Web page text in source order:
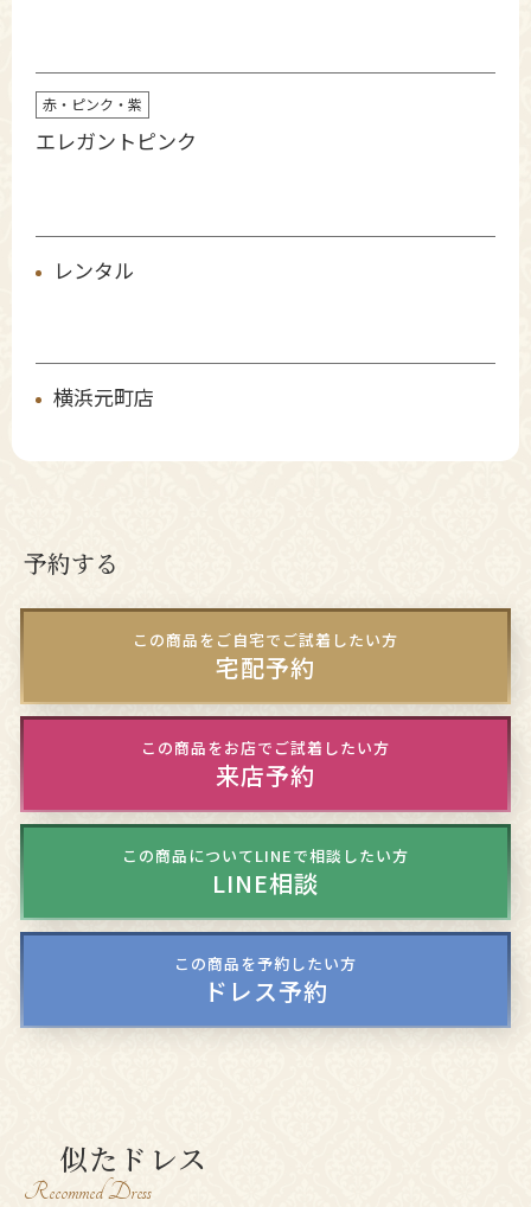
赤・ピンク・紫
エレガントピンク
レンタル
横浜元町店
予約する
この商品をご自宅でご試着したい方
宅配予約
この商品をお店でご試着したい方
来店予約
この商品についてLINEで相談したい方
LINE相談
この商品を予約したい方
ドレス予約
似たドレス
Recommed Dress